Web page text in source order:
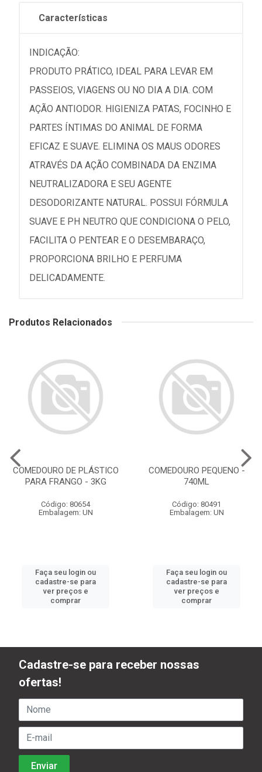
Características
INDICAÇÃO:
PRODUTO PRÁTICO, IDEAL PARA LEVAR EM
PASSEIOS, VIAGENS OU NO DIA A DIA. COM
AÇÃO ANTIODOR. HIGIENIZA PATAS, FOCINHO E
PARTES ÍNTIMAS DO ANIMAL DE FORMA
EFICAZ E SUAVE. ELIMINA OS MAUS ODORES
ATRAVÉS DA AÇÃO COMBINADA DA ENZIMA
NEUTRALIZADORA E SEU AGENTE
DESODORIZANTE NATURAL. POSSUI FÓRMULA
SUAVE E PH NEUTRO QUE CONDICIONA O PELO,
FACILITA O PENTEAR E O DESEMBARAÇO,
PROPORCIONA BRILHO E PERFUMA
DELICADAMENTE.
Produtos Relacionados
COMEDOURO DE PLÁSTICO
PARA FRANGO - 3KG
Código: 80654
Embalagem: UN
Faça seu login ou
cadastre-se para
ver preços e
comprar
COMEDOURO PEQUENO -
740ML
Código: 80491
Embalagem: UN
Faça seu login ou
cadastre-se para
ver preços e
comprar
Cadastre-se para receber nossas
ofertas!